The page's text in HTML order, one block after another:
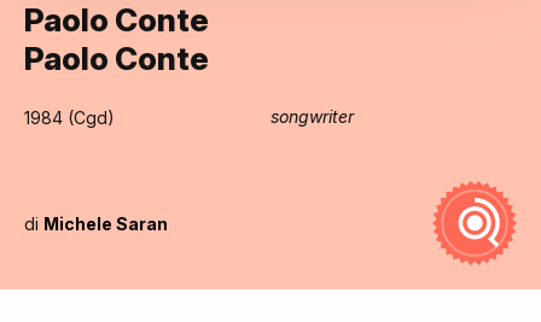
Paolo Conte
Paolo Conte
1984 (Cgd) songwriter
di Michele Saran